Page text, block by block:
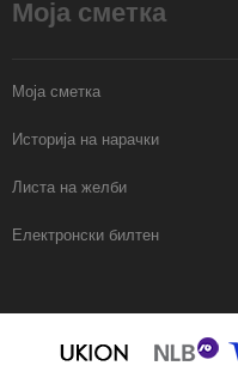
Моја сметка
Моја сметка
Историја на нарачки
Листа на желби
Електронски билтен